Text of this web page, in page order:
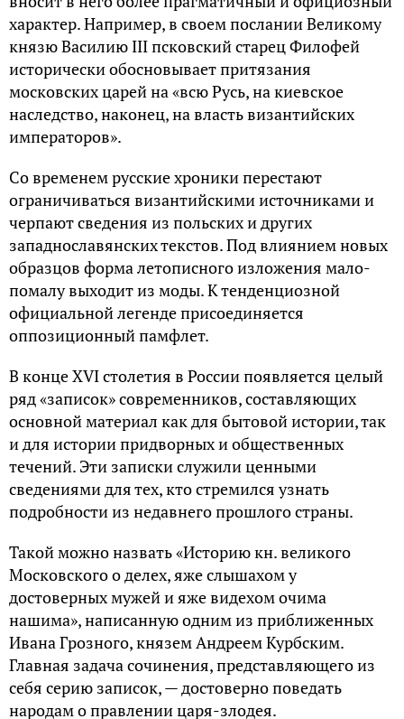
характер. Например, в своем послании Великому
князю Василию III псковский старец Филофей
исторически обосновывает притязания
московских царей на «всю Русь, на киевское
наследство, наконец, на власть византийских
императоров».
Со временем русские хроники перестают
ограничиваться византийскими источниками и
черпают сведения из польских и других
западнославянских текстов. Под влиянием новых
образцов форма летописного изложения мало-
помалу выходит из моды. К тенденциозной
официальной легенде присоединяется
оппозиционный памфлет.
В конце XVI столетия в России появляется целый
ряд «записок» современников, составляющих
основной материал как для бытовой истории, так
и для истории придворных и общественных
течений. Эти записки служили ценными
сведениями для тех, кто стремился узнать
подробности из недавнего прошлого страны.
Такой можно назвать «Историю кн. великого
Московского о делех, яже слышахом у
достоверных мужей и яже видехом очима
нашима», написанную одним из приближенных
Ивана Грозного, князем Андреем Курбским.
Главная задача сочинения, представляющего из
себя серию записок, — достоверно поведать
народам о правлении царя-злодея.